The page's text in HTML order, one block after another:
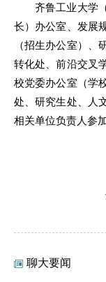
齐鲁工业大学
长）办公室、发展
（招生办公室）
转化处、前沿交叉
校党委办公室（学
处、研究生处、人
相关单位负责人参
聊大要闻